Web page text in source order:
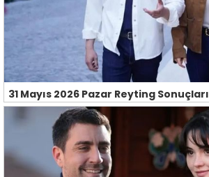
31 Mayıs 2026 Pazar Reyting Sonuçları